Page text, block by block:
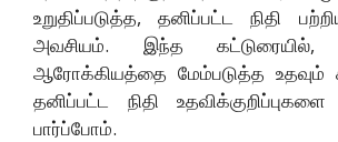
உறுதிப்படுத்த, தனிப்பட்ட நிதி
அவசியம். இந்த கட்டுரையில்,
ஆரோக்கியத்தை மேம்படுத்த உதவும்
தனிப்பட்ட நிதி
பார்ப்போம்.